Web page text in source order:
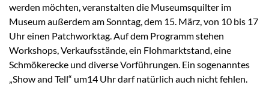
werden möchten, veranstalten die Museumsquilter im
Museum außerdem am Sonntag, dem 15. März, von 10 bis 17
Uhr einen Patchworktag. Auf dem Programm stehen
Workshops, Verkaufsstände, ein Flohmarktstand, eine
Schmökerecke und diverse Vorführungen. Ein sogenanntes
„Show and Tell“ um14 Uhr darf natürlich auch nicht fehlen.